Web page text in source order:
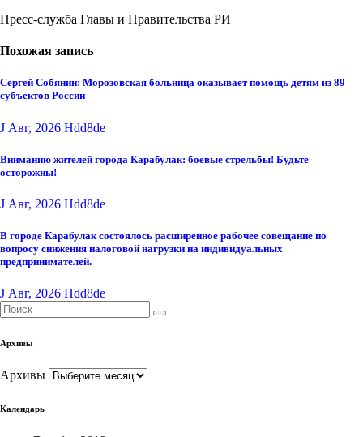
Пресс-служба Главы и Правительства РИ
Похожая запись
Сергей Собянин: Морозовская больница оказывает помощь детям из 89
субъектов России
J Авг, 2026 Hdd8de
Вниманию жителей города Карабулак: боевые стрельбы! Будьте
осторожны!
J Авг, 2026 Hdd8de
В городе Карабулак состоялось расширенное рабочее совещание по
вопросу снижения налоговой нагрузки на индивидуальных
предпринимателей.
J Авг, 2026 Hdd8de
Архивы
Архивы
Календарь